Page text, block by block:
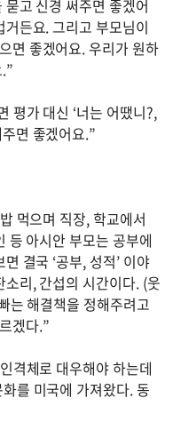
고 신경 써주면 좋겠어
든요. 그리고 부모님이
면 좋겠어요. 우리가 원하
평가 대신 ‘너는 어땠니?,
면 좋겠어요.”
먹으며 직장, 학교에서
등 아시안 부모는 공부에
결국 ‘공부, 성적’ 이야
리, 간섭의 시간이다. (웃
는 해결책을 정해주려고
겠다.”
격체로 대우해야 하는데
를 미국에 가져왔다. 동